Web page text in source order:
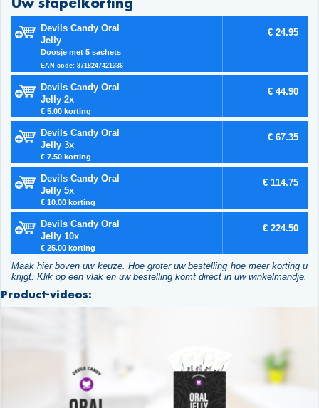
Devils Candy Oral
Jelly
Doosje met 5 sachets
EAN code: 8718247421336
€ 24.95
Devils Candy Oral
Jelly 2x
€ 5.00 korting
€ 44.90
Devils Candy Oral
Jelly 3x
€ 7.50 korting
€ 67.35
Devils Candy Oral
Jelly 5x
€ 10.00 korting
€ 114.75
Devils Candy Oral
Jelly 10x
€ 25.00 korting
€ 224.50
Maak hier boven uw keuze. Hoe groter uw bestelling hoe meer korting u
krijgt. Klik op een vlak en uw bestelling komt direct in uw winkelmandje.
Product-videos: